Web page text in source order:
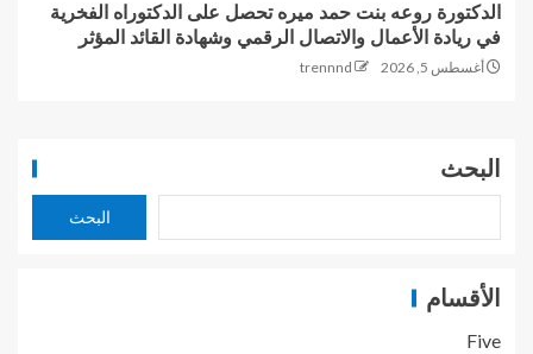
الدكتورة روعه بنت حمد ميره تحصل على الدكتوراه الفخرية
في ريادة الأعمال والاتصال الرقمي وشهادة القائد المؤثر
أغسطس 5, 2026 trennnd
البحث
البحث
الأقسام
Five